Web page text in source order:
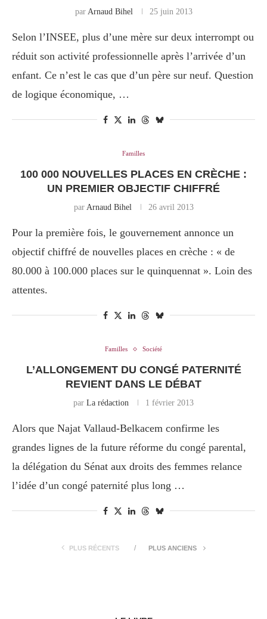
par Arnaud Bihel 25 juin 2013
Selon l’INSEE, plus d’une mère sur deux interrompt ou
réduit son activité professionnelle après l’arrivée d’un
enfant. Ce n’est le cas que d’un père sur neuf. Question
de logique économique, …
Familles
100 000 NOUVELLES PLACES EN CRÈCHE :
UN PREMIER OBJECTIF CHIFFRÉ
par Arnaud Bihel 26 avril 2013
Pour la première fois, le gouvernement annonce un
objectif chiffré de nouvelles places en crèche : « de
80.000 à 100.000 places sur le quinquennat ». Loin des
attentes.
Familles Société
L’ALLONGEMENT DU CONGÉ PATERNITÉ
REVIENT DANS LE DÉBAT
par La rédaction 1 février 2013
Alors que Najat Vallaud-Belkacem confirme les
grandes lignes de la future réforme du congé parental,
la délégation du Sénat aux droits des femmes relance
l’idée d’un congé paternité plus long …
PLUS RÉCENTS PLUS ANCIENS